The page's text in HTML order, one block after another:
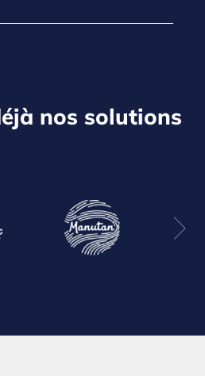
nos solutions